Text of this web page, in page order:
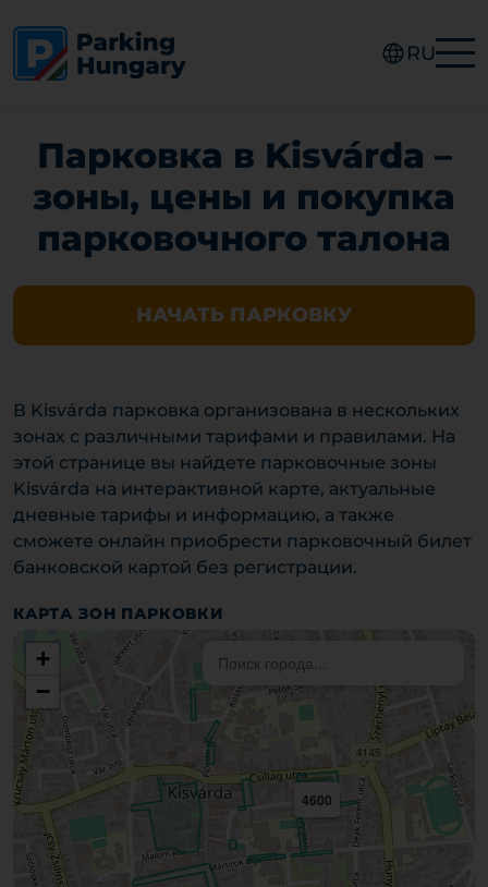
RU
Парковка в Kisvárda –
зоны, цены и покупка
парковочного талона
НАЧАТЬ ПАРКОВКУ
В Kisvárda парковка организована в нескольких
зонах с различными тарифами и правилами. На
этой странице вы найдете парковочные зоны
Kisvárda на интерактивной карте, актуальные
дневные тарифы и информацию, а также
сможете онлайн приобрести парковочный билет
банковской картой без регистрации.
КАРТА ЗОН ПАРКОВКИ
4600
+
−